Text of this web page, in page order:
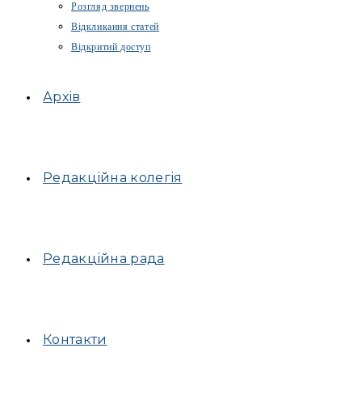
Розгляд звернень
Відкликання статей
Відкритий доступ
Архів
Редакційна колегія
Редакційна рада
Контакти